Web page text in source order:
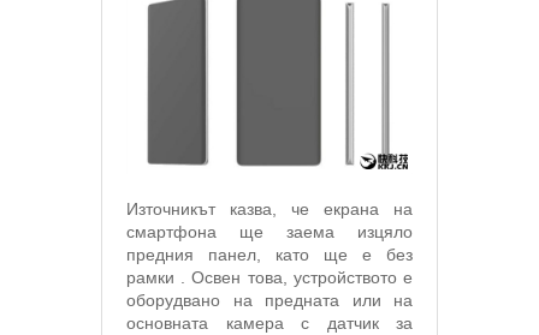
Източникът казва, че екрана на
смартфона ще заема изцяло
предния панел, като ще е без
рамки . Освен това, устройството е
оборудвано на предната или на
основната камера с датчик за